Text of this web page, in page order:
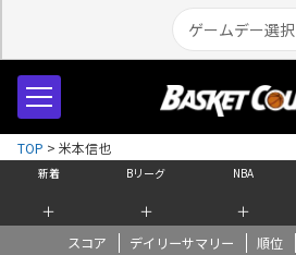
新着
＋
Bリーグ
＋
NBA
＋
スコア デイリーサマリー 順位
TOP > 米本信也